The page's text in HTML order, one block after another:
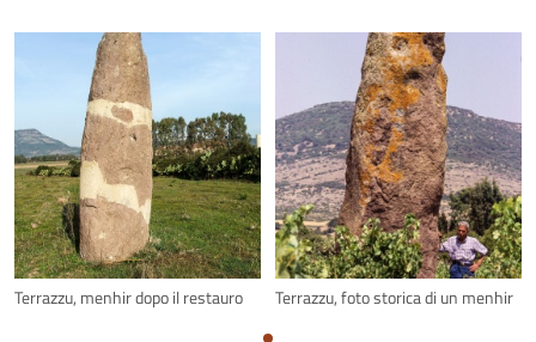
Terrazzu, menhir dopo il restauro Terrazzu, foto storica di un menhir